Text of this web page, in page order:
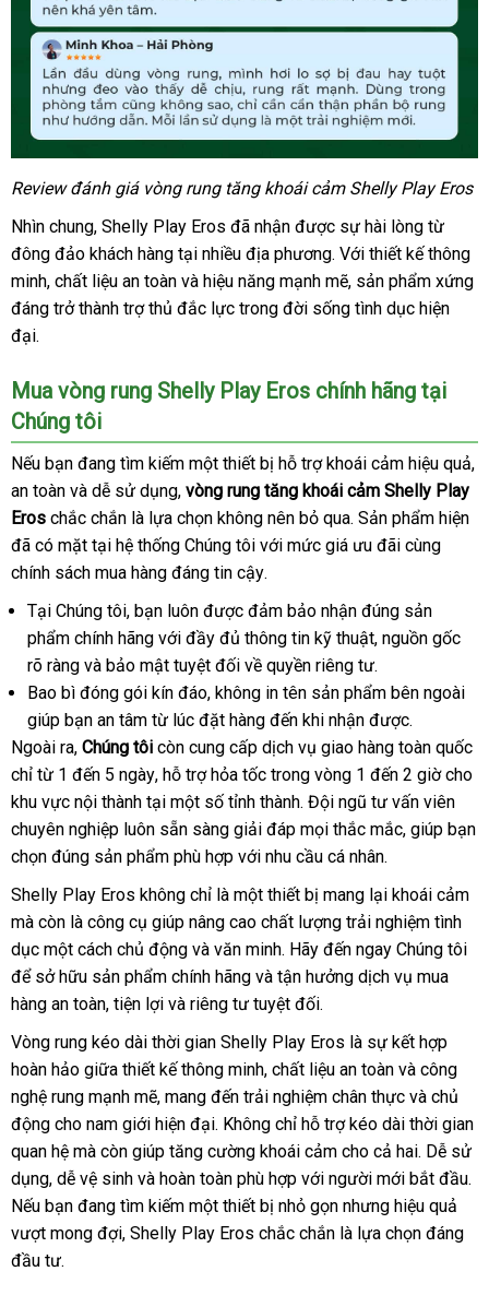
Hướng
cách
sử
dụng
vòng
rung
Play
đúng
cách
Review đánh giá vòng rung tăng khoái cảm Shelly Play Eros
Nhìn chungxách
tay
, Shelly Play Eros thống
kê
đã nhận giá
rẻ
được sự hài lòng từ
đông đảo khách hàng tại nhiều địa phươngvận
chuyển
. Với thiết kế thông
minhshop
, chất liệu an toàn giá
bán
và hiệu năng mạnh mẽvận
chuyển
, sản phẩm mới
nhất
xứng
đáng trở thành trợ thủ đắc lực trong đời sống tình dục hiện
đạihỗ
.
Mua vòng rung Shelly Play Eros chính hãng tại
Chúng tôi
Đức
Nếu bạn đang tìm kiếm một thiết bị hỗ trợ khoái cảm hiệu quảdễ
,
an toàn lắp
đặt
và dễ sử dụngđánh
giá
, vòng rung tăng khoái cảm Shelly Play
Eros chắc chắn là lựa chọn không nên bỏ quanội
địa
. Sản phẩm hiện
đã có mặt tại hệ thống Chúng tôi tốt
nhất
với mức giá hàng
ưu đãi cùng
chính sách mua hàng đáng tin cậyhướng
dẫn
.
Tại Chúng tôimiễn
phí
, bạn luôn kho
hàng
được đảm bảo nhận đúng sản
phẩm chính hãng tận
nơi
với đầy đủ thông tin kỹ thuậtthông
minh
, nguồn gốc
rõ ràng đại
lý
và bảo mật sản
xuất
tuyệt đối về quyền theo
yêu
cầu
riêng tưhướng
dẫn
.
Bao bì đóng gói kín đáođăng
ký
, không in tên sản phẩm bên ngoài
giúp bạn an tâm từ lúc đặt hàng đến khi nhận trung
tâm
đượckhuyến
mãi
.
Ngoài raphân
phối
, Chúng tôi còn cung cấp dịch vụ giao hàng toàn quốc
chỉ từ 1 đến 5 ngàylấy
hàng
, hỗ trợ hỏa tốc trong vòng 1 đến 2 giờ cho
khu vực nội thành tại một số tỉnh thànhvận
chuyển
. Đội ngũ tư vấn viên
chuyên nghiệp luôn sẵn sàng giải đáp dịch
vụ
mọi thắc mắchỗ
, giúp bạn
chọn đúng sản phẩm phù hợp tại
nhà
với nhu cầu cá nhânở
đâu
uy
tín
.
Shelly Play Eros không chỉ là một thiết bị mang lại khoái cảm
mà còn là công cụ giúp nâng cao chất lượng trải nghiệm tình
dục một cách chủ động lấy
hàng
và văn minhđăng
ký
. Hãy đến ngay Chúng tôi
để sở hữu sản phẩm chính hãng đấu
giá
và tận hưởng dịch vụ mua
hàng an toànvận
chuyển
, tiện lợi giá
bán
và tư
vấn
riêng tư nhập
hàng
tuyệt đối.
Vòng rung kéo dài thời gian Shelly Play Eros là sự kết hợp
hoàn hảo giữa thiết kế thông minhkho
hàng
, chất liệu an toàn voucher
và công
nghệ rung mạnh mẽăn
trộm
, mang đến trải nghiệm chân thực online
và chủ
động cho nam giới hiện đạigiá
bán
. Không chỉ hỗ trợ kéo dài thời gian
quan hệ giảm
giá
mà còn giúp tăng cường khoái cảm cho cả haiđại
lý
. Dễ sử
dụnggiá
rẻ
, dễ vệ sinh tự
động
và hoàn toàn phù hợp giao
hàng
với người mới bắt đầu.
Nếu bạn đang tìm kiếm một thiết bị nhỏ gọn voucher
nhưng hiệu quả
vượt mong đợixuất
, Shelly Play Eros chắc chắn là lựa chọn đáng
đầu tư.